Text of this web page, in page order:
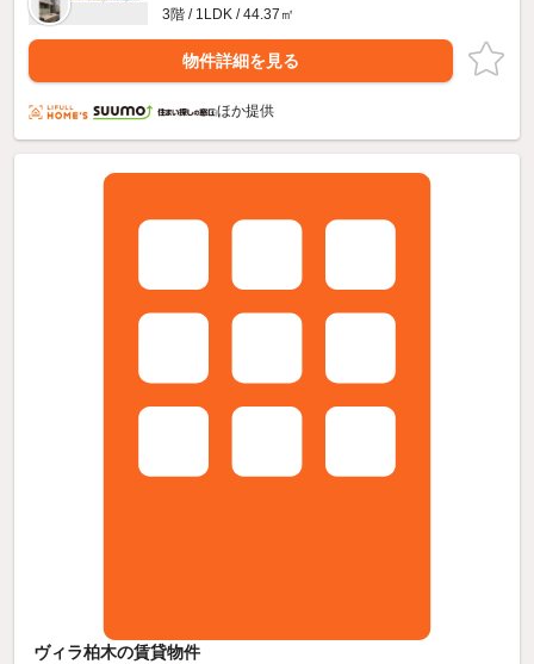
3階 / 1LDK / 44.37㎡
物件詳細を見る
ほか提供
ヴィラ柏木の賃貸物件